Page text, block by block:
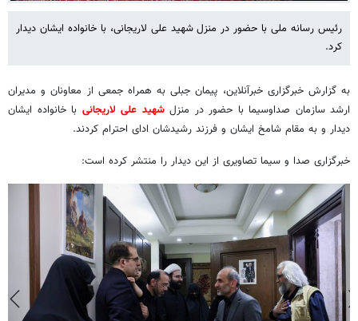
رئیس رسانه ملی با حضور در منزل شهید علی لاریجانی، با خانواده ایشان دیدار
کرد.
به گزارش خبرگزاری خبرآنلاین، پیمان جبلی به همراه جمعی از معاونان و مدیران
ارشد سازمان صداوسیما با حضور در منزل شهید علی لاریجانی با خانواده ایشان
دیدار و به مقام شامخ ایشان و فرزند رشیدشان ادای احترام کردند.
خبرگزاری صدا و سیما تصاویری از این دیدار را منتشر کرده است: